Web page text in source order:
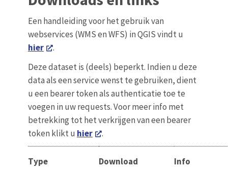
Een handleiding voor het gebruik van
webservices (WMS en WFS) in QGIS vindt u
hier
.
Deze dataset is (deels) beperkt. Indien u deze
data als een service wenst te gebruiken, dient
u een bearer token als authenticatie toe te
voegen in uw requests. Voor meer info met
betrekking tot het verkrijgen van een bearer
token klikt u hier .
Type Download Info